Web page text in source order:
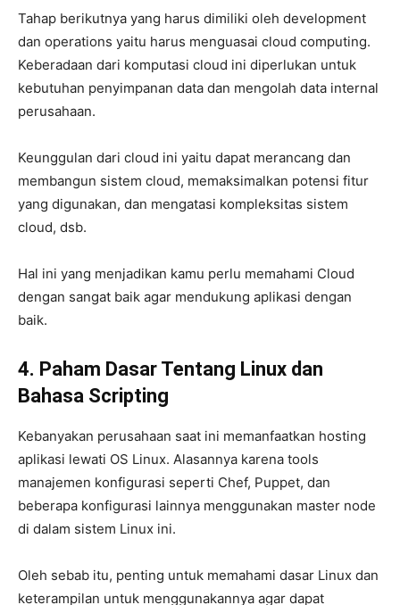
Tahap berikutnya yang harus dimiliki oleh development
dan operations yaitu harus menguasai cloud computing.
Keberadaan dari komputasi cloud ini diperlukan untuk
kebutuhan penyimpanan data dan mengolah data internal
perusahaan.
Keunggulan dari cloud ini yaitu dapat merancang dan
membangun sistem cloud, memaksimalkan potensi fitur
yang digunakan, dan mengatasi kompleksitas sistem
cloud, dsb.
Hal ini yang menjadikan kamu perlu memahami Cloud
dengan sangat baik agar mendukung aplikasi dengan
baik.
4. Paham Dasar Tentang Linux dan
Bahasa Scripting
Kebanyakan perusahaan saat ini memanfaatkan hosting
aplikasi lewati OS Linux. Alasannya karena tools
manajemen konfigurasi seperti Chef, Puppet, dan
beberapa konfigurasi lainnya menggunakan master node
di dalam sistem Linux ini.
Oleh sebab itu, penting untuk memahami dasar Linux dan
keterampilan untuk menggunakannya agar dapat